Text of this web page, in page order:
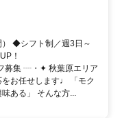
◆シフト制／週3日～
！
募集 ┈・✦ 秋葉原エリア
お任せします♩ 「モク
ある」 そんな方...